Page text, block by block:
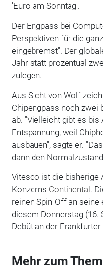
'Euro am Sonntag'.
Der Engpass bei
Perspektiven für die
eingebremst". Der
Jahr statt prozentual
zulegen.
Aus Sicht von Wolf
Chipengpass noch zwei
ab. "Vielleicht gibt es bis
Entspannung, weil
ausbauen", sagte er.
dann den
Vitesco ist die bisherige
Konzerns Continental.
reinen Spin-Off an seine
diesem Donnerstag (16.
Debüt an der Frankfurter
Mehr zum